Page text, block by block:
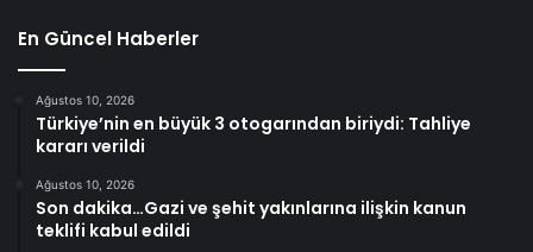
En Güncel Haberler
Ağustos 10, 2026
Türkiye’nin en büyük 3 otogarından biriydi: Tahliye
kararı verildi
Ağustos 10, 2026
Son dakika…Gazi ve şehit yakınlarına ilişkin kanun
teklifi kabul edildi